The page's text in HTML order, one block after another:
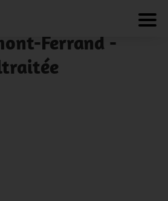
Ferrand -